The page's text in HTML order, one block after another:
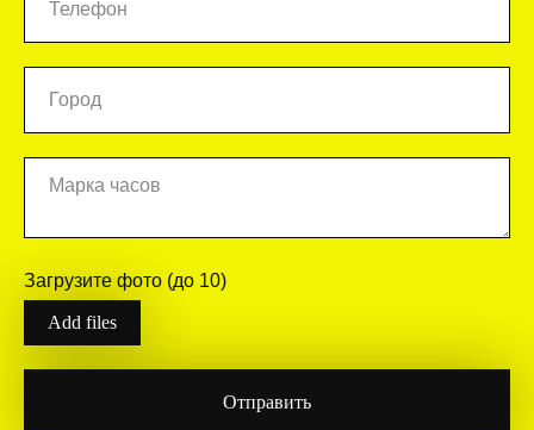
Загрузите фото (до 10)
Add files
Отправить